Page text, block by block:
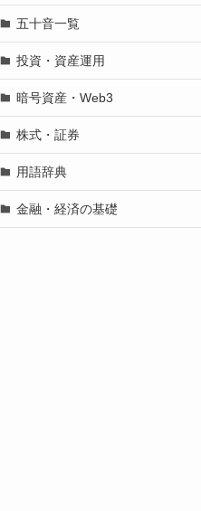
五十音一覧
投資・資産運用
暗号資産・Web3
株式・証券
用語辞典
金融・経済の基礎